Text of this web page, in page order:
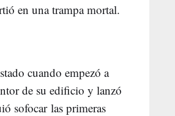
en una trampa mortal.
cuando empezó a
de su edificio y lanzó
sofocar las primeras